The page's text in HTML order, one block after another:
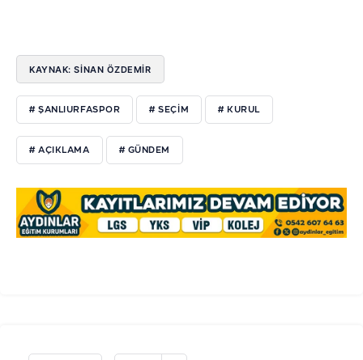
KAYNAK: SİNAN ÖZDEMİR
# ŞANLIURFASPOR # SEÇİM # KURUL
# AÇIKLAMA # GÜNDEM